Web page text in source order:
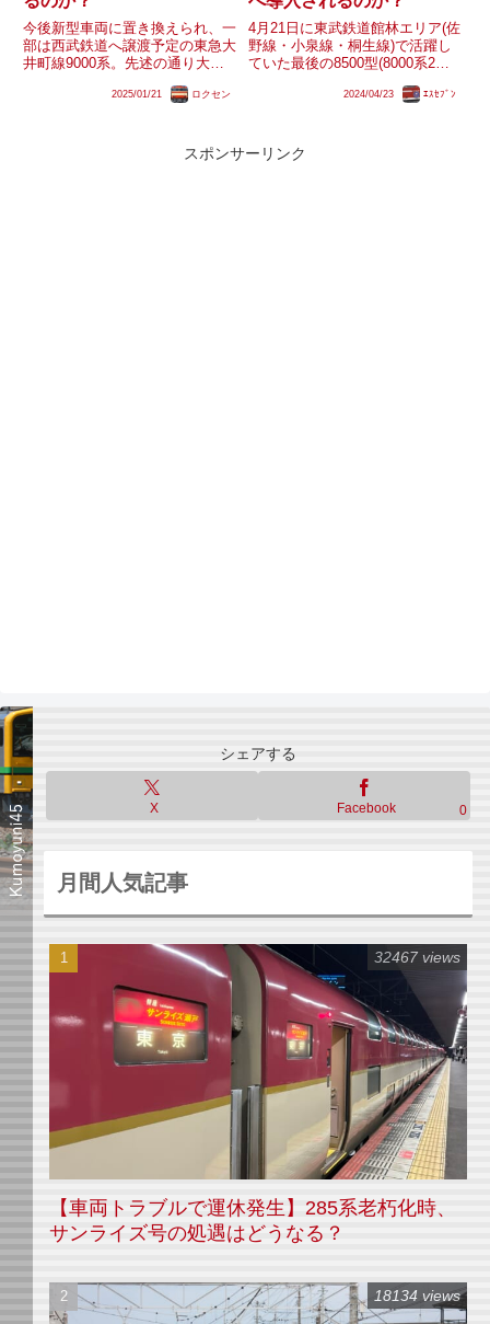
今後新型車両に置き換えられ、一
部は西武鉄道へ譲渡予定の東急大
井町線9000系。先述の通り大多
譲渡予定ですが、一部その対象外
つ余ることになります。90...
2025/01/21 ロクセン
4月21日に東武鉄道館林エリア(佐
野線・小泉線・桐生線)で活躍し
ていた最後の8500型(8000系2連)
日部支所へ臨時回送されました。
リ...
2024/04/23 ｴｽｾﾌﾞﾝ
スポンサーリンク
シェアする
X Facebook 0
月間人気記事
【車両トラブルで運休発生】285系老朽化時、
サンライズ号の処遇はどうなる？
32467 views
18134 views